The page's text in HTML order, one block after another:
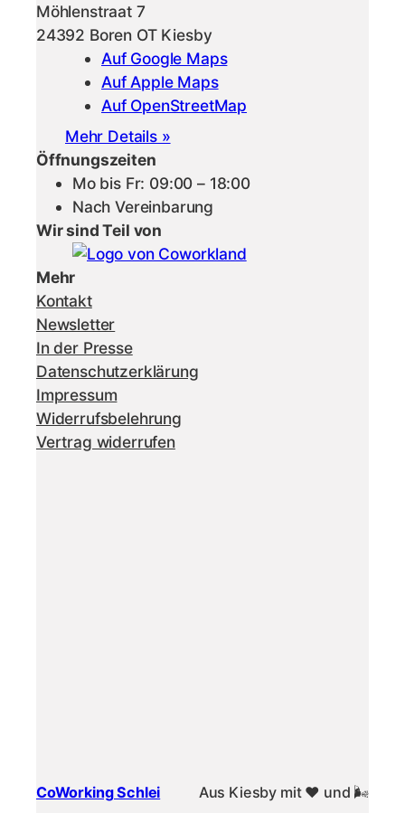
Möhlenstraat 7
24392 Boren OT Kiesby
Auf Google Maps
Auf Apple Maps
Auf OpenStreetMap
Mehr Details »
Öffnungszeiten
Mo bis Fr: 09:00 – 18:00
Nach Vereinbarung
Wir sind Teil von
Mehr
Kontakt
Newsletter
In der Presse
Datenschutzerklärung
Impressum
Widerrufsbelehrung
Vertrag widerrufen
CoWorking Schlei Aus Kiesby mit ❤️ und 🌬